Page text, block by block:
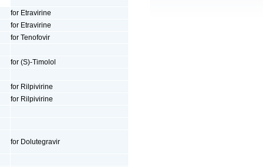
for Etravirine
for Etravirine
for Tenofovir
for (S)-Timolol
for Rilpivirine
for Rilpivirine
for Dolutegravir